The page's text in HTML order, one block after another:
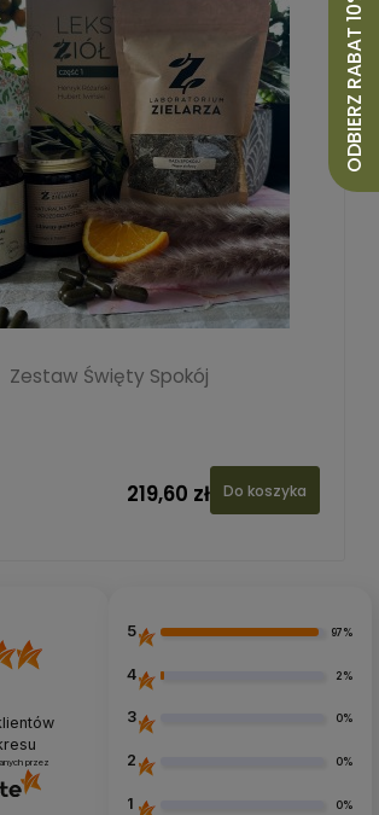
Zestaw Święty Spokój
219,60 zł Do koszyka
przez
5 97%
4 2%
3 0%
2 0%
1 0%
ODBIERZ RABAT 10%